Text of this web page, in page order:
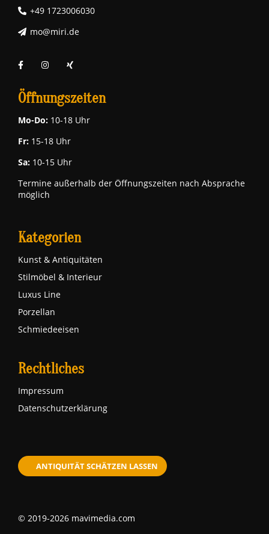
+49 1723006030
mo@miri.de
Öffnungszeiten
Mo-Do: 10-18 Uhr
Fr: 15-18 Uhr
Sa: 10-15 Uhr
Termine außerhalb der Öffnungszeiten nach Absprache
möglich
Kategorien
Kunst & Antiquitäten
Stilmöbel & Interieur
Luxus Line
Porzellan
Schmiedeeisen
Rechtliches
Impressum
Datenschutzerklärung
ANTIQUITÄT SCHÄTZEN LASSEN
© 2019-2026 mavimedia.com